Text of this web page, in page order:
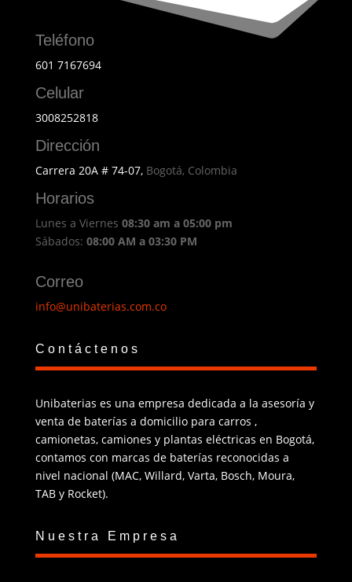
Teléfono
601 7167694
Celular
3008252818
Dirección
Carrera 20A # 74-07,Bogotá, Colombia
Horarios
Lunes a Viernes 08:30 am a 05:00 pm
Sábados: 08:00 AM a 03:30 PM
Correo
info@unibaterias.com.co
Contáctenos
Unibaterias es una empresa dedicada a la asesoría y
venta de baterías a domicilio para carros ,
camionetas, camiones y plantas eléctricas en Bogotá,
contamos con marcas de baterías reconocidas a
nivel nacional (MAC, Willard, Varta, Bosch, Moura,
TAB y Rocket).
Nuestra Empresa